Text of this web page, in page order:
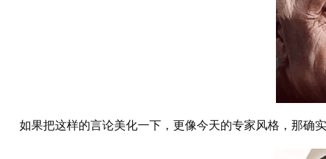
如果把这样的言论美化一下，更像今天的专家风格，那确